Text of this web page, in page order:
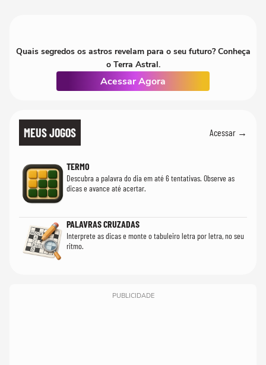
Quais segredos os astros revelam para o seu futuro? Conheça
o Terra Astral.
Acessar Agora
MEUS JOGOS Acessar →
TERMO
Descubra a palavra do dia em até 6 tentativas. Observe as
dicas e avance até acertar.
PALAVRAS CRUZADAS
Interprete as dicas e monte o tabuleiro letra por letra, no seu
ritmo.
PUBLICIDADE